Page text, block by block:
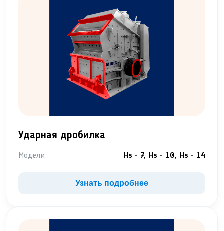
Ударная дробилка
Модели Hs - 7, Hs - 10, Hs - 14
Узнать подробнее